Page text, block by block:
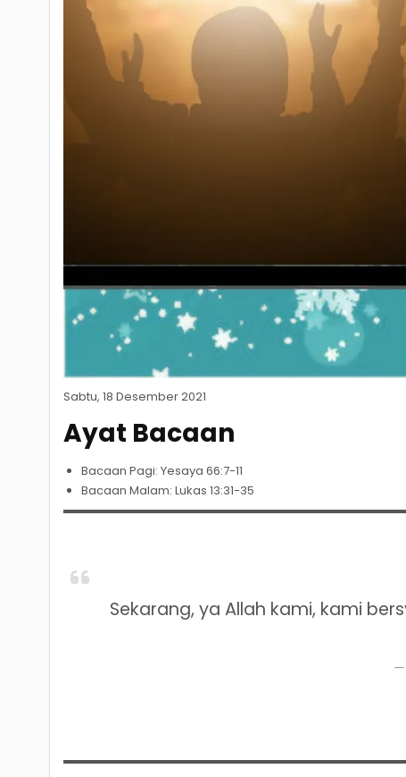
Sabtu, 18 Desember 2021
Ayat Bacaan
Bacaan Pagi: Yesaya 66:7-11
Bacaan Malam: Lukas 13:31-35
Sekarang, ya Allah kami, kami